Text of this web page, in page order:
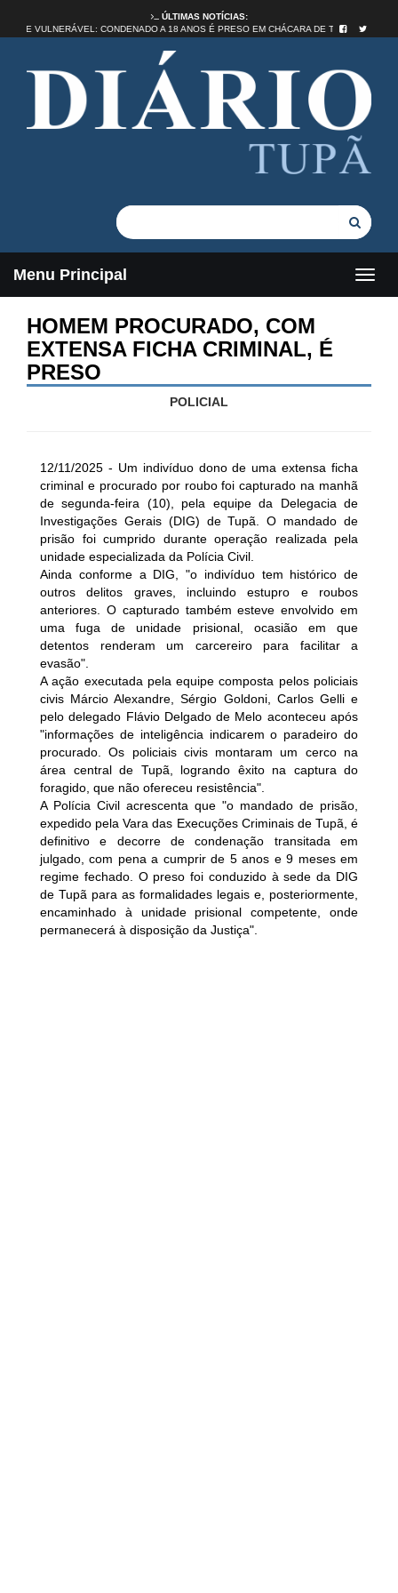
ÚLTIMAS NOTÍCIAS:
DE VULNERÁVEL: CONDENADO A 18 ANOS É PRESO EM CHÁCARA DE TUPÃ
Menu Principal
HOMEM PROCURADO, COM
EXTENSA FICHA CRIMINAL, É
PRESO
POLICIAL
12/11/2025 - Um indivíduo dono de uma extensa ficha
criminal e procurado por roubo foi capturado na manhã
de segunda-feira (10), pela equipe da Delegacia de
Investigações Gerais (DIG) de Tupã. O mandado de
prisão foi cumprido durante operação realizada pela
unidade especializada da Polícia Civil.
Ainda conforme a DIG, "o indivíduo tem histórico de
outros delitos graves, incluindo estupro e roubos
anteriores. O capturado também esteve envolvido em
uma fuga de unidade prisional, ocasião em que
detentos renderam um carcereiro para facilitar a
evasão".
A ação executada pela equipe composta pelos policiais
civis Márcio Alexandre, Sérgio Goldoni, Carlos Gelli e
pelo delegado Flávio Delgado de Melo aconteceu após
"informações de inteligência indicarem o paradeiro do
procurado. Os policiais civis montaram um cerco na
área central de Tupã, logrando êxito na captura do
foragido, que não ofereceu resistência".
A Polícia Civil acrescenta que "o mandado de prisão,
expedido pela Vara das Execuções Criminais de Tupã, é
definitivo e decorre de condenação transitada em
julgado, com pena a cumprir de 5 anos e 9 meses em
regime fechado. O preso foi conduzido à sede da DIG
de Tupã para as formalidades legais e, posteriormente,
encaminhado à unidade prisional competente, onde
permanecerá à disposição da Justiça".